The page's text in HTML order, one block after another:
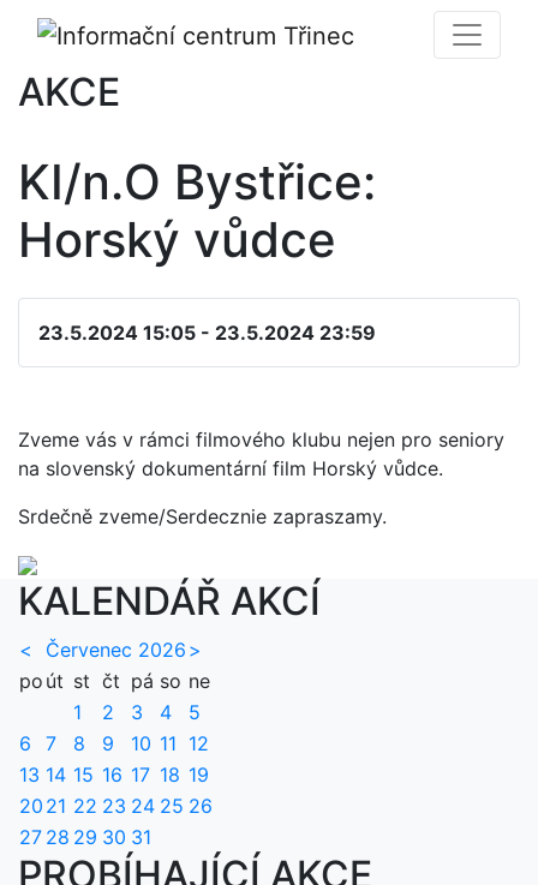
AKCE
KI/n.O Bystřice:
Horský vůdce
23.5.2024 15:05 - 23.5.2024 23:59
Zveme vás v rámci filmového klubu nejen pro seniory
na slovenský dokumentární film Horský vůdce.
Srdečně zveme/Serdecznie zapraszamy.
KALENDÁŘ AKCÍ
< Červenec 2026 >
po út st čt pá so ne
1
2 3 4
5
6
7 8 9 10 11 12
13 14 15 16 17 18 19
20 21 22 23 24 25 26
27 28 29 30 31
PROBÍHAJÍCÍ AKCE